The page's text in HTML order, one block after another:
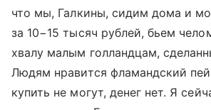
что мы, Галкины, сидим дома и
за 10−15 тысяч рублей, бьем
хвалу малым голландцам,
Людям нравится фламандский
купить не могут, денег нет. Я